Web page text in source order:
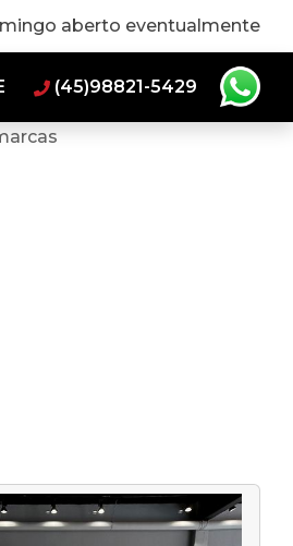
aberto eventualmente
(45)98821-5429